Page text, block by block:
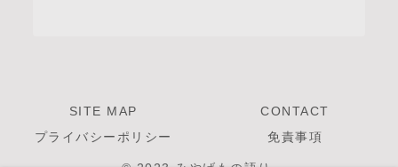
SITE MAP
CONTACT
プライバシーポリシー
免責事項